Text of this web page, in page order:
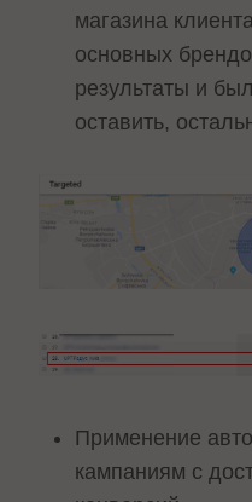
магазина
основных
результаты и
оставить,
Применение
кампаниям с